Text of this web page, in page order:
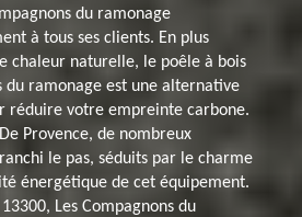
du ramonage
à tous ses clients. En plus
chaleur naturelle, le poêle à bois
du ramonage est une alternative
réduire votre empreinte carbone.
Provence, de nombreux
le pas, séduits par le charme
énergétique de cet équipement.
Les Compagnons du